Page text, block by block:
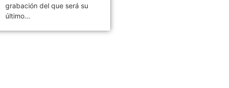
grabación del que será su
último...